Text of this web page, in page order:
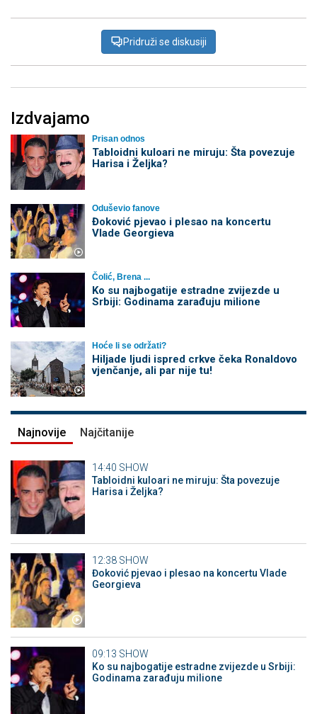
Pridruži se diskusiji
Izdvajamo
Prisan odnos
Tabloidni kuloari ne miruju: Šta povezuje
Harisa i Željka?
Oduševio fanove
Đoković pjevao i plesao na koncertu
Vlade Georgieva
Čolić, Brena ...
Ko su najbogatije estradne zvijezde u
Srbiji: Godinama zarađuju milione
Hoće li se održati?
Hiljade ljudi ispred crkve čeka Ronaldovo
vjenčanje, ali par nije tu!
Najnovije Najčitanije
14:40 SHOW
Tabloidni kuloari ne miruju: Šta povezuje
Harisa i Željka?
12:38 SHOW
Đoković pjevao i plesao na koncertu Vlade
Georgieva
09:13 SHOW
Ko su najbogatije estradne zvijezde u Srbiji:
Godinama zarađuju milione